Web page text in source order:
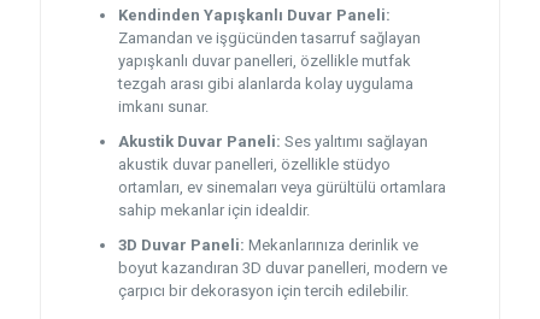
Kendinden Yapışkanlı Duvar Paneli:
Zamandan ve işgücünden tasarruf sağlayan
yapışkanlı duvar panelleri, özellikle mutfak
tezgah arası gibi alanlarda kolay uygulama
imkanı sunar.
Akustik Duvar Paneli: Ses yalıtımı sağlayan
akustik duvar panelleri, özellikle stüdyo
ortamları, ev sinemaları veya gürültülü ortamlara
sahip mekanlar için idealdir.
3D Duvar Paneli: Mekanlarınıza derinlik ve
boyut kazandıran 3D duvar panelleri, modern ve
çarpıcı bir dekorasyon için tercih edilebilir.